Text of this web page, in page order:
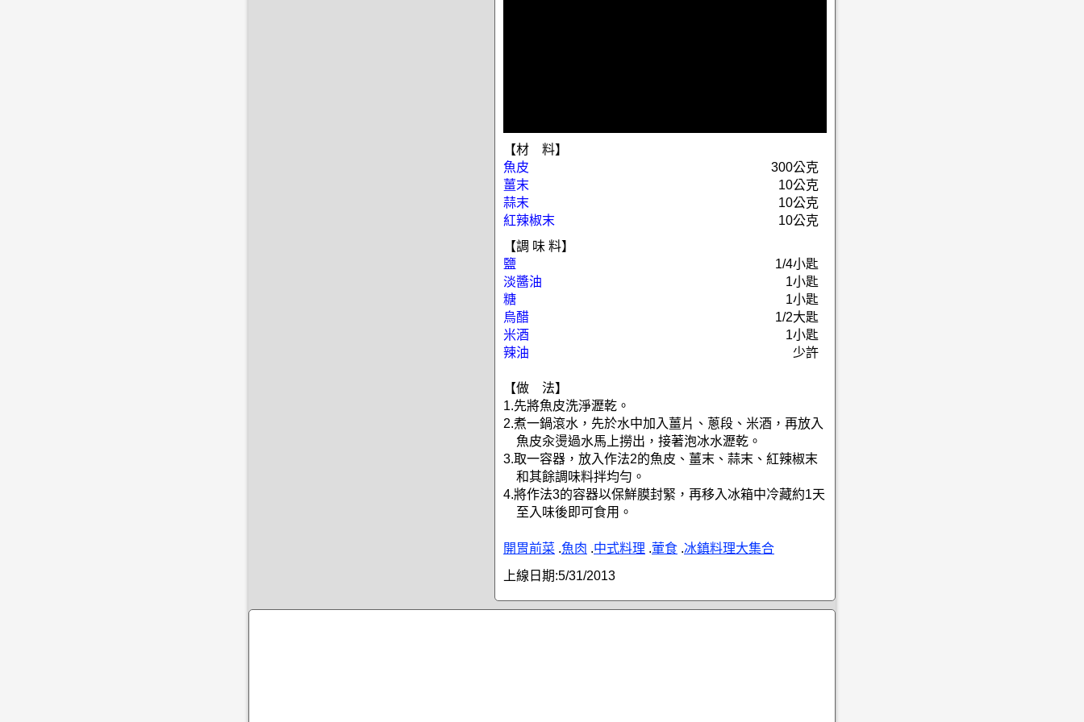
【材 料】
魚皮
300公克
薑末
10公克
蒜末
10公克
紅辣椒末
10公克
【調 味 料】
鹽
1/4小匙
淡醬油
1小匙
糖
1小匙
烏醋
1/2大匙
米酒
1小匙
辣油
少許
【做 法】
1.先將魚皮洗淨瀝乾。
2.煮一鍋滾水，先於水中加入薑片、蔥段、米酒，再放入
魚皮汆燙過水馬上撈出，接著泡冰水瀝乾。
3.取一容器，放入作法2的魚皮、薑末、蒜末、紅辣椒末
和其餘調味料拌均勻。
4.將作法3的容器以保鮮膜封緊，再移入冰箱中冷藏約1天
至入味後即可食用。
開胃前菜 .魚肉 .中式料理 .葷食 .冰鎮料理大集合
上線日期:5/31/2013